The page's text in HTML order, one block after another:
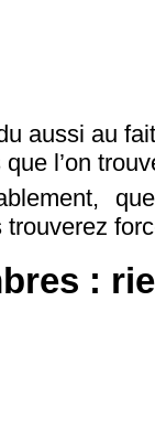
aussi au
l’on
: